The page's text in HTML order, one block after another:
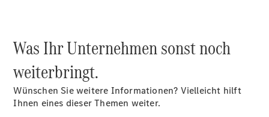
Vito
Was Ihr Unternehmen sonst noch
weiterbringt.
Wünschen Sie weitere Informationen? Vielleicht hilft
Ihnen eines dieser Themen weiter.